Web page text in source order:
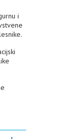
i